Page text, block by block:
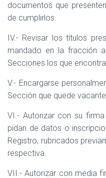
documentos que
de cumplirlos.
IV.- Revisar los títulos
mandado en la fracción
Secciones los que
V.- Encargarse
Sección que quede
VI.- Autorizar con su
pidan de datos o
Registro, rubricados
respectiva.
VII.- Autorizar con media